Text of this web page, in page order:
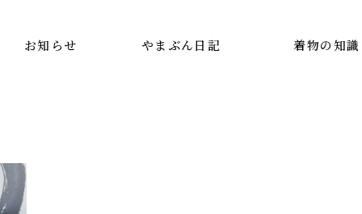
お知らせ やまぶん日記 着物の知識